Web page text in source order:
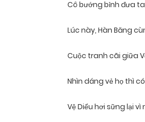
Cô bướng bỉnh đưa
Lúc này, Hàn Băng
Cuộc tranh cãi giữa
Nhìn dáng vẻ họ thì
Vệ Diểu hơi sững lại